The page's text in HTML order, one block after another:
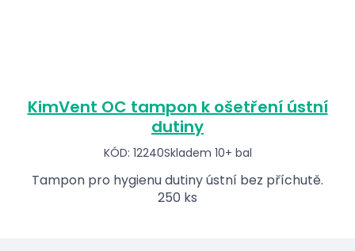
KimVent OC tampon k ošetření ústní
dutiny
KÓD: 12240Skladem 10+ bal
Tampon pro hygienu dutiny ústní bez příchutě.
250 ks